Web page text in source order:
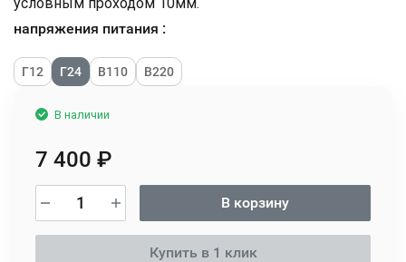
напряжения питания :
Г12 Г24 В110 В220
В наличии
7 400 ₽
В корзину
Купить в 1 клик